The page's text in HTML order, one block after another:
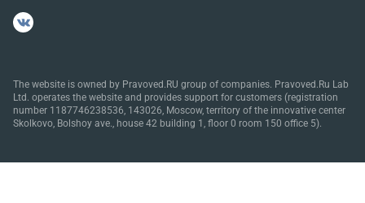
The website is owned by Pravoved.RU group of companies. Pravoved.Ru Lab
Ltd. operates the website and provides support for customers (registration
number 1187746238536, 143026, Moscow, territory of the innovative center
Skolkovo, Bolshoy ave., house 42 building 1, floor 0 room 150 office 5).